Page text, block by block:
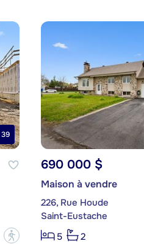
39
?
690 000 $
Maison à vendre
226, Rue Houde
Saint-Eustache
5
2